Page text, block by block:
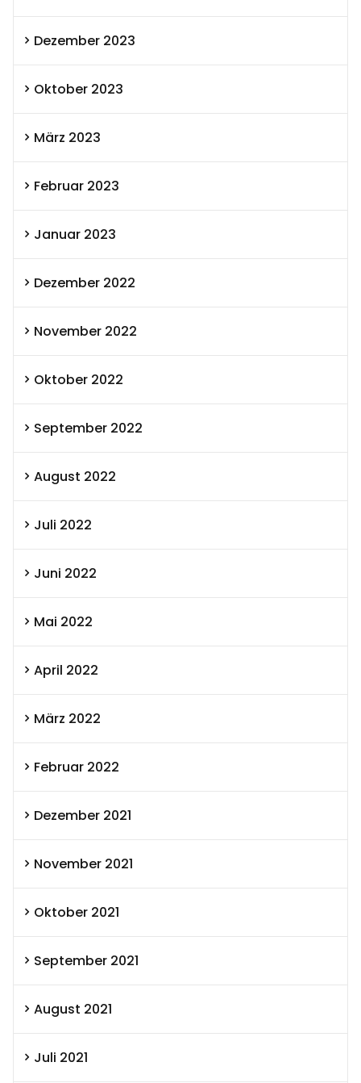
Dezember 2023
Oktober 2023
März 2023
Februar 2023
Januar 2023
Dezember 2022
November 2022
Oktober 2022
September 2022
August 2022
Juli 2022
Juni 2022
Mai 2022
April 2022
März 2022
Februar 2022
Dezember 2021
November 2021
Oktober 2021
September 2021
August 2021
Juli 2021